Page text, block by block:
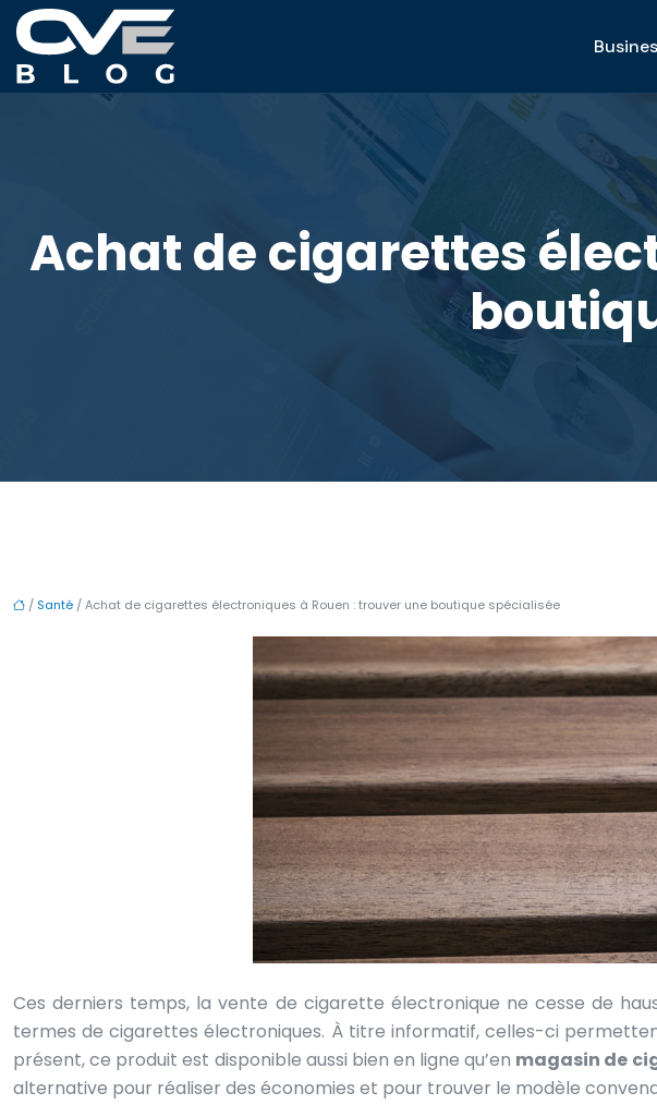
Achat de cigarettes
/ Santé / Achat de cigarettes électroniques à Rouen : trouver une boutique spécialisée
Ces derniers temps, la vente de cigarette électronique ne cesse de
termes de cigarettes électroniques. À titre informatif, celles-ci
présent, ce produit est disponible aussi bien en ligne qu’en magasin de
alternative pour réaliser des économies et pour trouver le modèle